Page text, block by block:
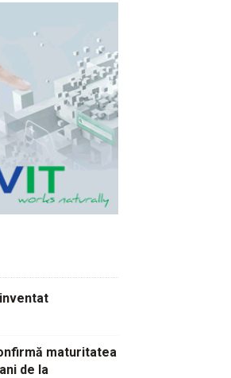
maturitatea
de la